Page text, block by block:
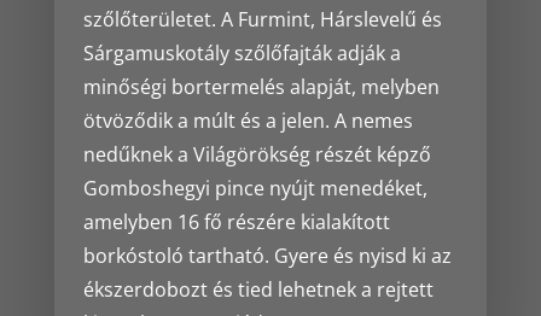
szőlőterületet. A Furmint, Hárslevelű és
Sárgamuskotály szőlőfajták adják a
minőségi bortermelés alapját, melyben
ötvöződik a múlt és a jelen. A nemes
nedűknek a Világörökség részét képző
Gomboshegyi pince nyújt menedéket,
amelyben 16 fő részére kialakított
borkóstoló tartható. Gyere és nyisd ki az
ékszerdobozt és tied lehetnek a rejtett